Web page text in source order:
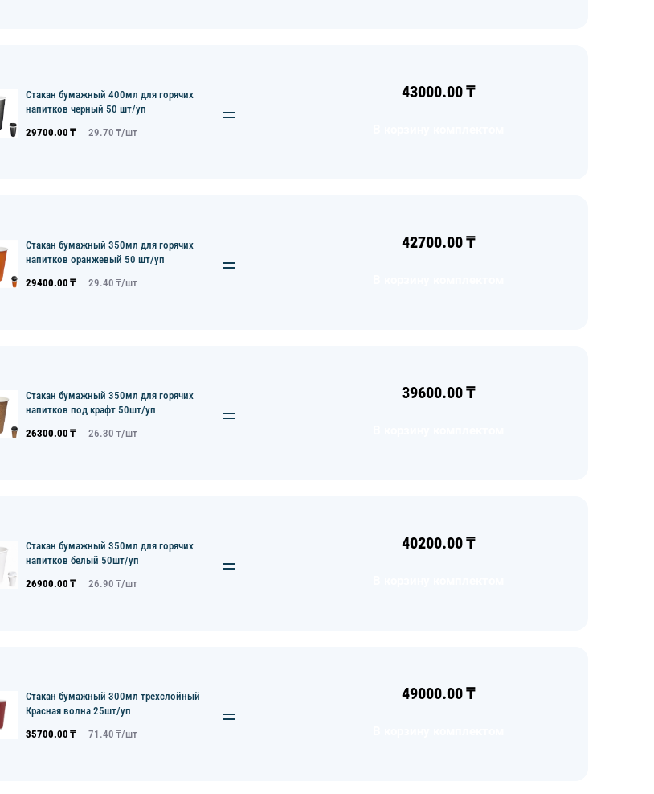
Стакан бумажный 400мл для горячих
напитков черный 50 шт/уп
29700.00 ₸ 29.70 ₸/шт
43000.00₸
Стакан бумажный 350мл для горячих
напитков оранжевый 50 шт/уп
29400.00 ₸ 29.40 ₸/шт
42700.00₸
Стакан бумажный 350мл для горячих
напитков под крафт 50шт/уп
26300.00 ₸ 26.30 ₸/шт
39600.00₸
Стакан бумажный 350мл для горячих
напитков белый 50шт/уп
26900.00 ₸ 26.90 ₸/шт
40200.00₸
Стакан бумажный 300мл трехслойный
Красная волна 25шт/уп
35700.00 ₸ 71.40 ₸/шт
49000.00₸